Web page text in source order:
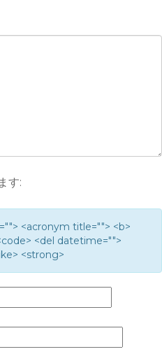
す:
<acronym title=""> <b>
<del datetime="">
<strong>